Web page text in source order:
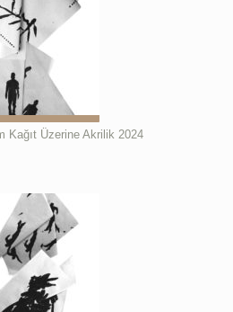
Kağıt Üzerine Akrilik 2024